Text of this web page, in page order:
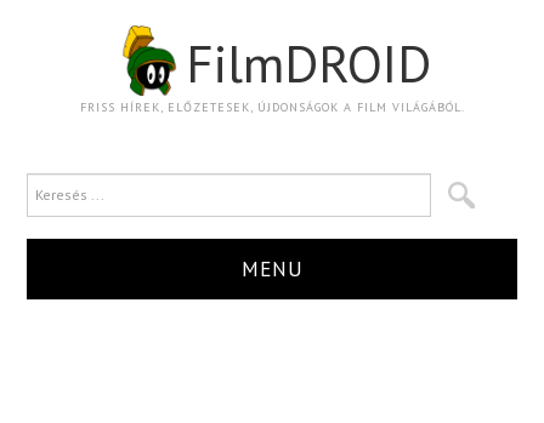
FilmDROID
FRISS HÍREK, ELŐZETESEK, ÚJDONSÁGOK A FILM VILÁGÁBÓL.
MENU